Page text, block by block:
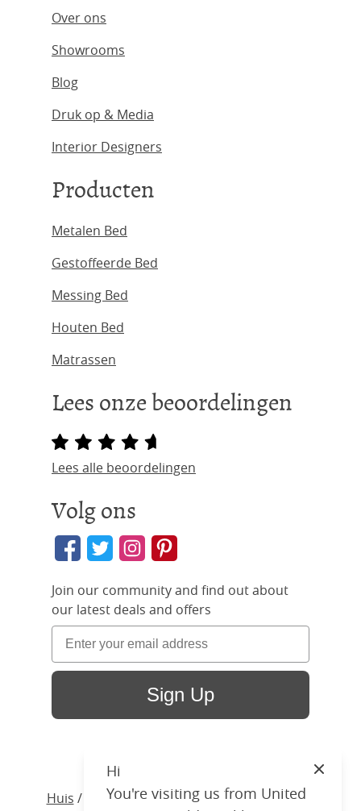
Over ons
Showrooms
Blog
Druk op & Media
Interior Designers
Producten
Metalen Bed
Gestoffeerde Bed
Messing Bed
Houten Bed
Matrassen
Lees onze beoordelingen
Lees alle beoordelingen
Volg ons
Join our community and find out about
our latest deals and offers
Sign Up
Huis / Producten /Matrassen / Juno Original
Hi
You're visiting us from United
Close